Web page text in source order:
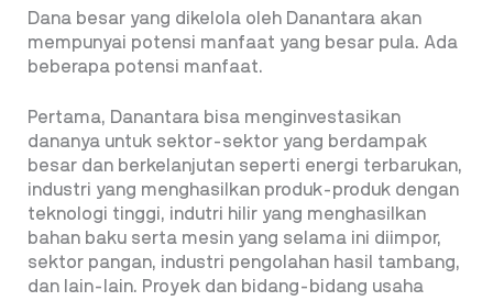
Dana besar yang dikelola oleh Danantara akan
mempunyai potensi manfaat yang besar pula. Ada
beberapa potensi manfaat.
Pertama, Danantara bisa menginvestasikan
dananya untuk sektor-sektor yang berdampak
besar dan berkelanjutan seperti energi terbarukan,
industri yang menghasilkan produk-produk dengan
teknologi tinggi, indutri hilir yang menghasilkan
bahan baku serta mesin yang selama ini diimpor,
sektor pangan, industri pengolahan hasil tambang,
dan lain-lain. Proyek dan bidang-bidang usaha